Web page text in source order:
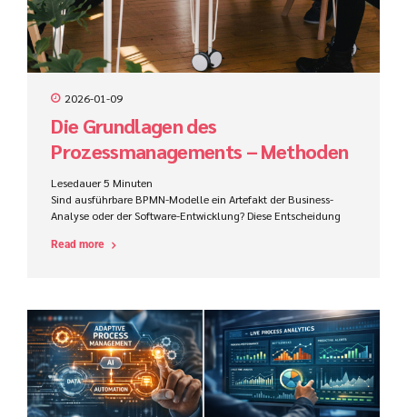
2026-01-09
Die Grundlagen des
Prozessmanagements – Methoden
zur effektiven Prozesserhebung
Lesedauer5 Minuten
Sind ausführbare BPMN-Modelle ein Artefakt der Business-
Analyse oder der Software-Entwicklung? Diese Entscheidung
den Projekterfolg im ProCode-Bereich maßgeblich.
Read more